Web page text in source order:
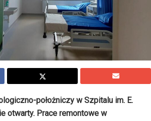
położniczy w Szpitalu im. E.
otwarty. Prace remontowe w